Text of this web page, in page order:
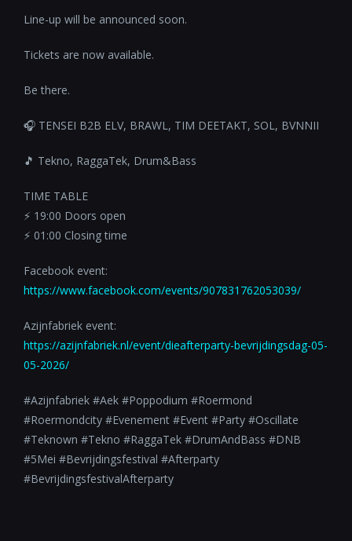
Line-up will be announced soon.
Tickets are now available.
Be there.
🎧 TENSEI B2B ELV, BRAWL, TIM DEETAKT, SOL, BVNNII
🎵 Tekno, RaggaTek, Drum&Bass
TIME TABLE
⚡️ 19:00 Doors open
⚡️ 01:00 Closing time
Facebook event:
https://www.facebook.com/events/907831762053039/
Azijnfabriek event:
https://azijnfabriek.nl/event/dieafterparty-bevrijdingsdag-05-
05-2026/
#Azijnfabriek #Aek #Poppodium #Roermond
#Roermondcity #Evenement #Event #Party #Oscillate
#Teknown #Tekno #RaggaTek #DrumAndBass #DNB
#5Mei #Bevrijdingsfestival #Afterparty
#BevrijdingsfestivalAfterparty